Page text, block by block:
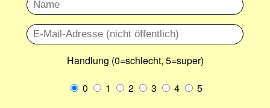
Handlung (0=schlecht, 5=super)
0
1 2 3 4
5